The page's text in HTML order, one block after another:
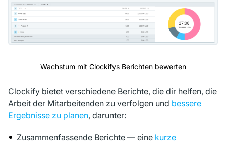
Wachstum mit Clockifys Berichten bewerten
Clockify bietet verschiedene Berichte, die dir helfen, die
Arbeit der Mitarbeitenden zu verfolgen und bessere
Ergebnisse zu planen, darunter:
Zusammenfassende Berichte — eine kurze